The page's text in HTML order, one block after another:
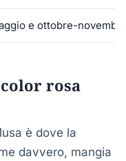
e ottobre-
rosa
è dove la
davvero, mangia